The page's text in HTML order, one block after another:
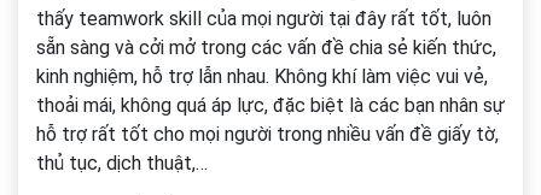
thấy teamwork skill của mọi người tại đây rất tốt, luôn
sẵn sàng và cởi mở trong các vấn đề chia sẻ kiến thức,
kinh nghiệm, hỗ trợ lẫn nhau. Không khí làm việc vui vẻ,
thoải mái, không quá áp lực, đặc biệt là các bạn nhân sự
hỗ trợ rất tốt cho mọi người trong nhiều vấn đề giấy tờ,
thủ tục, dịch thuật,…